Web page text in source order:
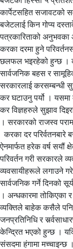
कार्पेटसहित सजावटको
बजेटलाई किन गोप्य
पत्रकारिताको अनुभवका
करका दरमा हुने
छलफल भइरहेको हुन्छ ।
सार्वजनिक बहस र
सरकारलाई करसम्बन्धी
कर घटाउनु पर्यो । यसमा
कर विज्ञहरुले सुझाव
। सरकारको राजस्व
करका दर परिर्वतनबारे
ऐनमार्फत हरेक वर्ष सयौं
परिवर्तन गरी सरकारले
व्यवसायीहरूले लगाउने
सार्वजनिक गर्ने दिनको
। अन्धकारमा तोकिएका
व्यक्तिले बाहेक कसैले
जनप्रतिनिधि र
केन्द्रित भएको हुन्छ ।
संसदमा हंगामा मच्चाइन्छ